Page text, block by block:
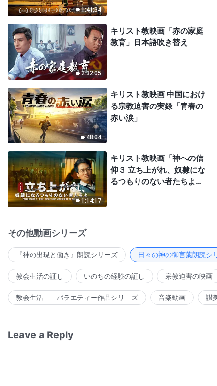
1:41:34
2:32:05
キリスト教映画「赤の家庭
教育」日本語吹き替え
48:04
キリスト教映画 中国におけ
る宗教迫害の実録「青春の
赤い涙」
1:14:17
キリスト教映画「神への信
仰３ 立ち上がれ、奴隷にな
るつもりのない者たちよ」
その他動画シリーズ
『神の出現と働き』朗読シリーズ 日々の神の御言葉朗読シ
教会生活の証し いのちの経験の証し 宗教迫害の映画
教会生活――バラエティー作品シリ－ズ 音楽動画 讃
Leave a Reply